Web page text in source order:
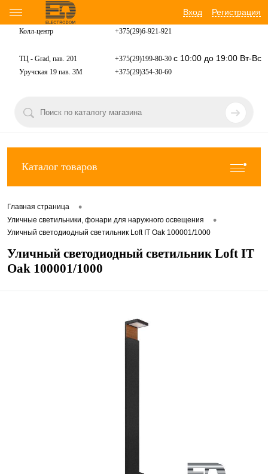
Вход Регистрация
Колл-центр +375(29)6-921-921
ТЦ - Grad, пав. 201 +375(29)199-80-30 с 10:00 до 19:00 Вт-Вс
Уручская 19 пав. 3М +375(29)354-30-60
Каталог товаров
Главная страница •
Уличные светильники, фонари для наружного освещения •
Уличный светодиодный светильник Loft IT Oak 100001/1000
Уличный светодиодный светильник Loft IT
Oak 100001/1000